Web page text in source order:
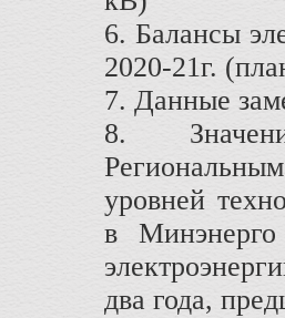
6. Балансы
2020-21г.
7. Данные
8.
уровней
в Минэнерго
два года,